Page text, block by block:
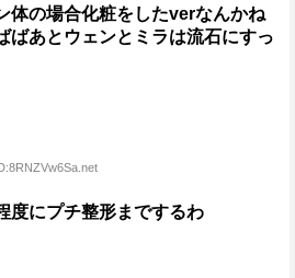
体の場合化粧をしたverなんかね
ばあとウェンとミラは流石にすっ
度にプチ整形までするわ